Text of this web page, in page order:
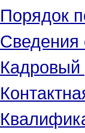
Порядок
Сведения
Кадровый